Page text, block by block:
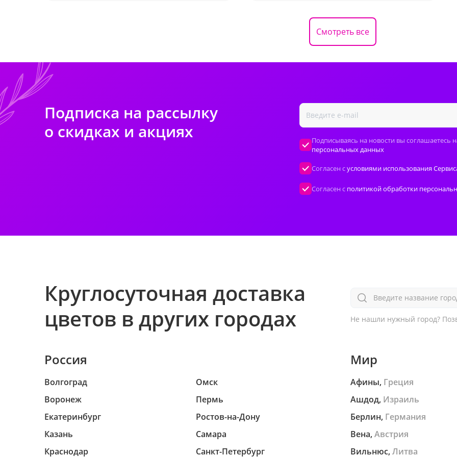
Смотреть все
Подписка на рассылку
о скидках и акциях
Подписываясь на новости вы соглашаетесь
персональных данных
Согласен сусловиями использования
Согласен с политикой обработки
Круглосуточная доставка
цветов в других городах
Введите название
Россия
Волгоград
Воронеж
Екатеринбург
Казань
Краснодар
Омск
Пермь
Ростов-на-Дону
Самара
Санкт-Петербург
Мир
Афины, Греция
Ашдод, Израиль
Берлин, Германия
Вена, Австрия
Вильнюс, Литва
Не нашли нужный город?